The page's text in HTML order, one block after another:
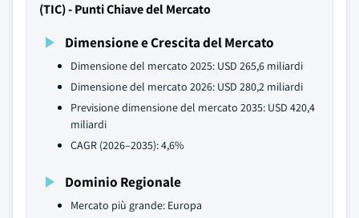
(TIC) - Punti Chiave del Mercato
Dimensione e Crescita del Mercato
Dimensione del mercato 2025: USD 265,6 miliardi
Dimensione del mercato 2026: USD 280,2 miliardi
Previsione dimensione del mercato 2035: USD 420,4
miliardi
CAGR (2026–2035): 4,6%
Dominio Regionale
Mercato più grande: Europa